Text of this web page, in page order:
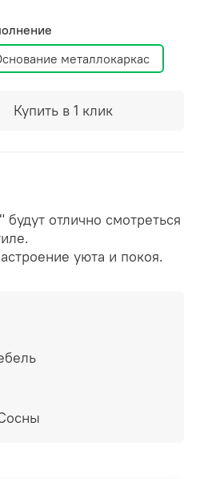
металлокаркас
Купить в 1 клик
отлично смотреться
уюта и покоя.